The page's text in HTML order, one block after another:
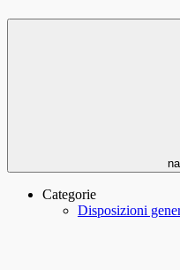
Categorie
Disposizioni